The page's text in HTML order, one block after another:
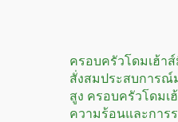
ครอบครัวโดมเฮ้า
สั่งสมประสบการณ์
สูง ครอบครัวโดมเ
ความร้อนและการ